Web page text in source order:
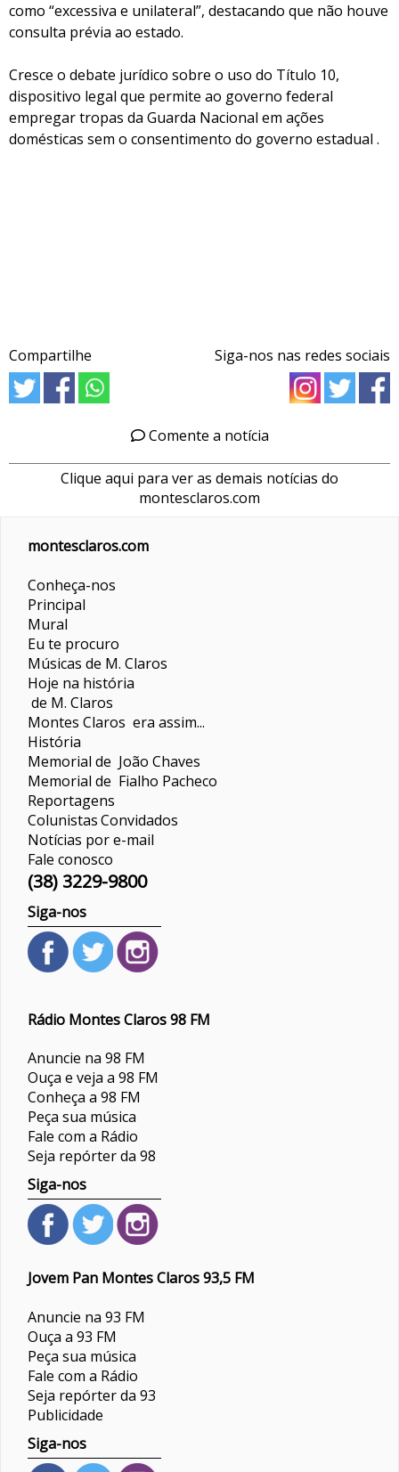
como “excessiva e unilateral”, destacando que não houve
consulta prévia ao estado.
Cresce o debate jurídico sobre o uso do Título 10,
dispositivo legal que permite ao governo federal
empregar tropas da Guarda Nacional em ações
domésticas sem o consentimento do governo estadual .
Compartilhe Siga-nos nas redes sociais
Comente a notícia
Clique aqui para ver as demais notícias do
montesclaros.com
montesclaros.com
Conheça-nos
Principal
Mural
Eu te procuro
Músicas de M. Claros
Hoje na história
de M. Claros
Montes Claros era assim...
História
Memorial de João Chaves
Memorial de Fialho Pacheco
Reportagens
ColunistasConvidados
Notícias por e-mail
Fale conosco
(38) 3229-9800
Siga-nos
Rádio Montes Claros 98 FM
Anuncie na 98 FM
Ouça e veja a 98 FM
Conheça a 98 FM
Peça sua música
Fale com a Rádio
Seja repórter da 98
Siga-nos
Jovem Pan Montes Claros 93,5 FM
Anuncie na 93 FM
Ouça a 93 FM
Peça sua música
Fale com a Rádio
Seja repórter da 93
Publicidade
Siga-nos